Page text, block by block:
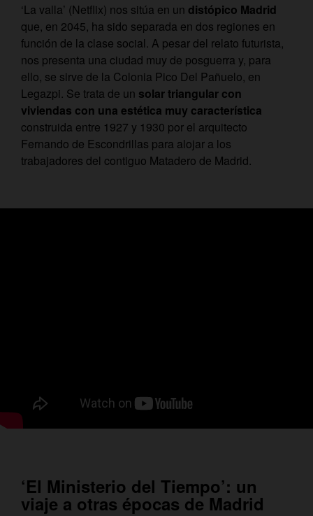
‘La valla’ (Netflix) nos sitúa en un distópico Madrid
que, en 2045, ha sido separada en dos regiones en
función de la clase social. A pesar del relato futurista,
nos presenta una ciudad muy de posguerra y, para
ello, se sirve de la Colonia Pico Del Pañuelo, en
Legazpi. Se trata de un solar triangular con
viviendas con una estética muy característica
construida entre 1927 y 1930 por el arquitecto
Fernando de Escondrillas para alojar a los
trabajadores del contiguo Matadero de Madrid.
‘El Ministerio del Tiempo’: un
viaje a otras épocas de Madrid